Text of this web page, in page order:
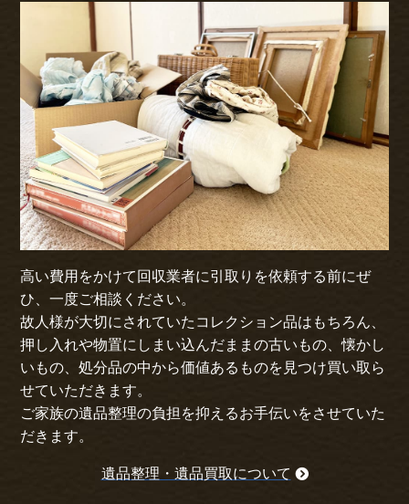
高い費用をかけて回収業者に引取りを依頼する前にぜ
ひ、一度ご相談ください。
故人様が大切にされていたコレクション品はもちろん、
押し入れや物置にしまい込んだままの古いもの、懐かし
いもの、処分品の中から価値あるものを見つけ買い取ら
せていただきます。
ご家族の遺品整理の負担を抑えるお手伝いをさせていた
だきます。
遺品整理・遺品買取について